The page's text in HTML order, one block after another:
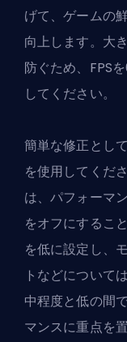
げて、ゲームの
向上します。大
防ぐため、FPS
してください。
簡単な修正とし
を使用してくだ
は、パフォーマ
をオフにするこ
を低に設定し、
トなどについて
中程度と低の間
マンスに重点を